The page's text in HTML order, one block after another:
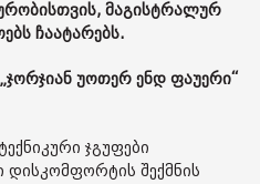
მაგისტრალურ
ჩაატარებს.
უოთერ ენდ ფაუერი“
ჯგუფები
შექმნის